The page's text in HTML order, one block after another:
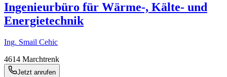
Ingenieurbüro für Wärme-, Kälte- und
Energietechnik
Ing. Smail Cehic
4614 Marchtrenk
Jetzt anrufen